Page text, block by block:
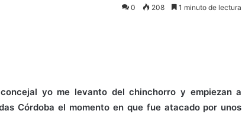
0 208 1 minuto de lectura
yo me levanto del chinchorro y empiezan a
Córdoba el momento en que fue atacado por unos